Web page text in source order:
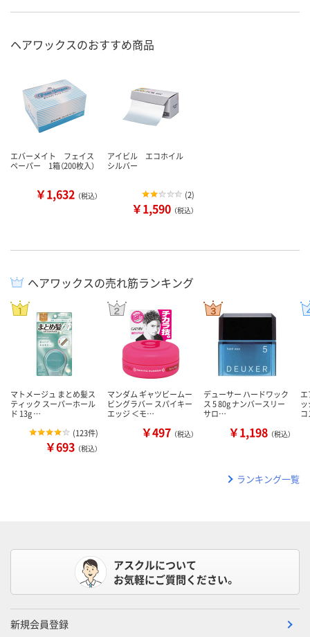
ヘアワックスのおすすめ商品
エバーメイト フェイス
ペーパー 1箱（200枚入）
￥1,632 （税込）
アイビル エコホイル
シルバー
(2)
￥1,590 （税込）
ヘアワックスの売れ筋ランキング
マトメージュ まとめ髪ス
ティック スーパーホール
ド 13g …
(123件)
￥693 （税込）
マンダム ギャツビームー
ビングラバー スパイキー
エッジ ＜モ…
￥497 （税込）
デューサー ハードワック
ス 5 80g ナンバースリー
サロ…
￥1,198 （税込）
ランキング一覧
アスクルについて
お気軽にご質問ください。
新規会員登録